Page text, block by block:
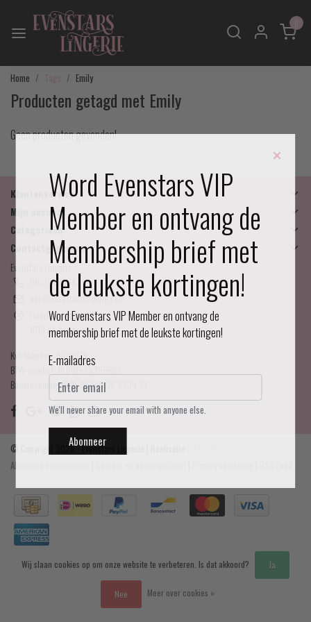
Home Emily
Producten getagd met Emily
Geen producten gevonden!
Klantenservice
Mijn account
Categorieën
Contactgegevens
Evenstars Lingerie
06-25536043
info@evenstarslingerie.com
Haarlemmerdijk 21
1013 KA Amsterdam
KvK Number: 75017679
BTW-number: NL001595356B03
Bankrekening: NL75 INGB 0778 3839 97
© Copyright 2026 - Evenstars Lingerie | Realisatie
Algemene voorwaarden
×
Word Evenstars VIP
Member en ontvang de
Membership brief met
de leukste kortingen!
Word Evenstars VIP Member en ontvang de
membership brief met de leukste kortingen!
E-mailadres
We'll never share your email with anyone else.
Abonneer
Wij slaan cookies op om onze website te verbeteren. Is dat akkoord? Ja
Nee Meer over cookies »